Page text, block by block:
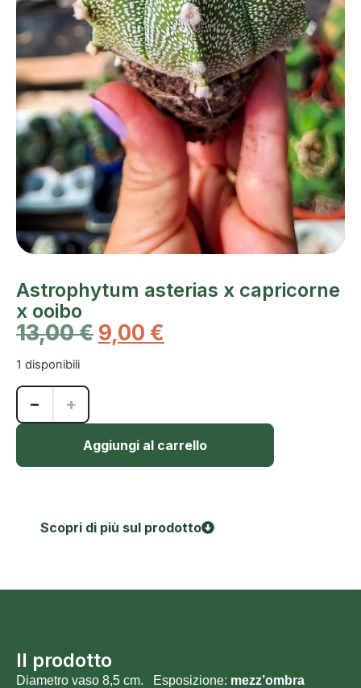
Astrophytum asterias x capricorne
x ooibo
13,00€ 9,00 €
1 disponibili
− +
Aggiungi al carrello
Scopri di più sul prodotto
Il prodotto
Diametro vaso 8,5 cm. Esposizione: mezz’ombra